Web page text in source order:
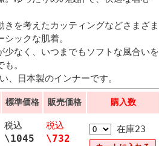
きを考えたカッティングなどさまざま
ックな肌着。
少なく、いつまでもソフトな風合いを
。
、日本製のインナーです。
標準価格 販売価格 購入数
税込
\1045
税込
\732
在庫23